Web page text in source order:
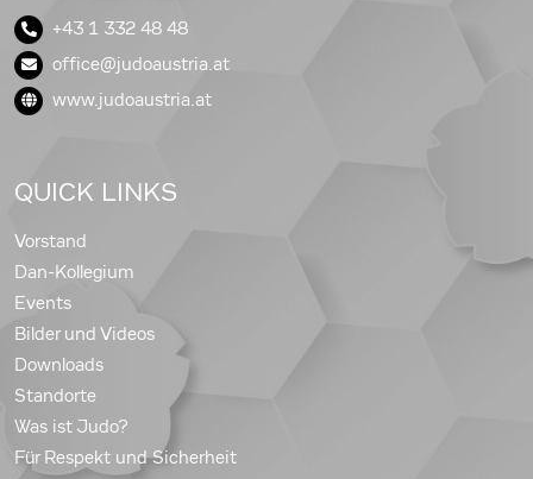
+43 1 332 48 48
office@judoaustria.at
www.judoaustria.at
QUICK LINKS
Vorstand
Dan-Kollegium
Events
Bilder und Videos
Downloads
Standorte
Was ist Judo?
Für Respekt und Sicherheit